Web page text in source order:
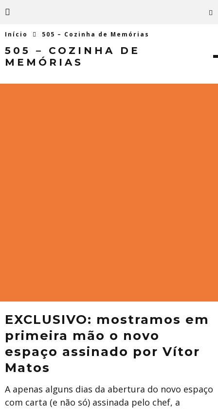
Início 505 – Cozinha de Memórias
505 – COZINHA DE
MEMÓRIAS
EXCLUSIVO: mostramos em
primeira mão o novo
espaço assinado por Vítor
Matos
A apenas alguns dias da abertura do novo espaço
com carta (e não só) assinada pelo chef, a